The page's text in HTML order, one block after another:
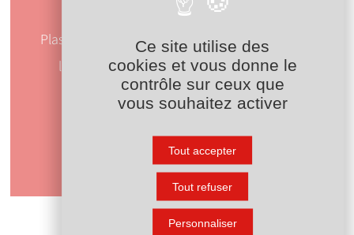
YouTube est désactivé.
Mise en œuvre de l'électrosoudage
Nos formations
Plasson France accompagne vos équipes dans
l’apprentissage des bonnes pratiques de
raccordement du PE.
Ce site utilise des
cookies et vous donne le
contrôle sur ceux que
vous souhaitez activer
Tout accepter
Tout refuser
Personnaliser